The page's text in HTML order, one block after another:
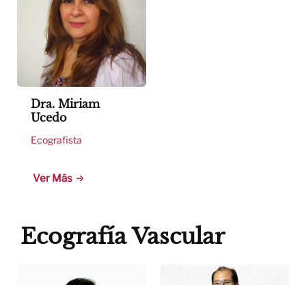
Dra. Miriam
Ucedo
Ecografista
Ver Más
Ecografía Vascular